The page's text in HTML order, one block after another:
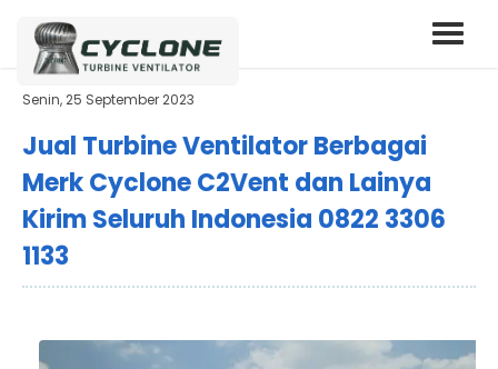
Senin, 25 September 2023
Jual Turbine Ventilator Berbagai
Merk Cyclone C2Vent dan Lainya
Kirim Seluruh Indonesia 0822 3306
1133